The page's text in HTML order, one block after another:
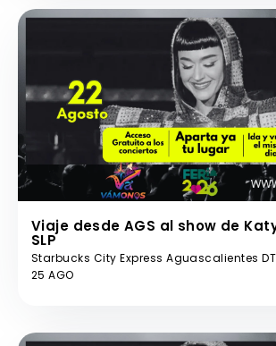
Viaje desde AGS al show de
SLP
Starbucks City Express Aguascalientes DT
25 AGO